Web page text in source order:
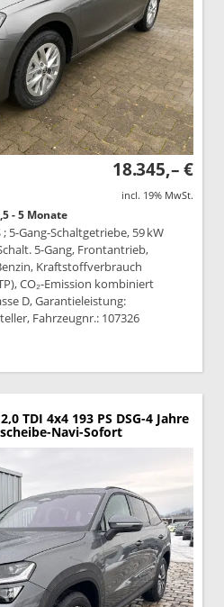
18.345,– €
incl. 19% MwSt.
- 5 Monate
5-Gang-Schaltgetriebe, 59 kW
5-Gang, Frontantrieb,
Kraftstoffverbrauch
CO₂-Emission kombiniert
D, Garantieleistung:
Fahrzeugnr.: 107326
drucken
TDI 4x4 193 PS DSG-4 Jahre
Navi-Sofort